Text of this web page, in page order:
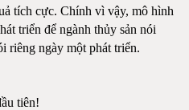
tích cực. Chính vì vậy, mô hình
triển để ngành thủy sản nói
riêng ngày một phát triển.
tiên!